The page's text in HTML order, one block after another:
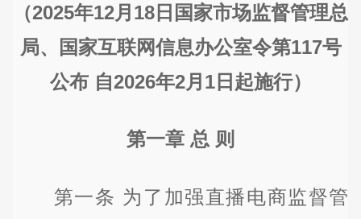
（2025年12月18日国家市场监督管理总
局、国家互联网信息办公室令第117号
公布 自2026年2月1日起施行）
第一章 总 则
第一条 为了加强直播电商监督管